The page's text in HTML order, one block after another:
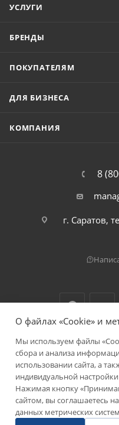
УСЛУГИ
БРЕНДЫ
ПОКУПАТЕЛЯМ
ДЛЯ БИЗНЕСА
КОМПАНИЯ
8
г. Саратов,
2026
О файлах «Cookie» и
Мы используем файлы
сбора и анализа
использовании сайта, а
индивидуальной
Нажимая кнопку
сайтом, вы соглашаетесь
данных метрических